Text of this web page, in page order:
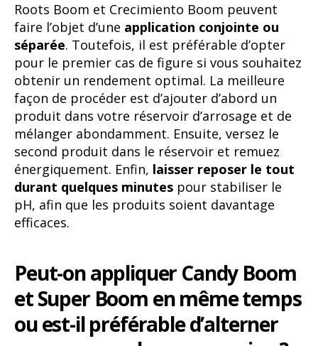
Roots Boom et Crecimiento Boom peuvent
faire l’objet d’une application conjointe ou
séparée. Toutefois, il est préférable d’opter
pour le premier cas de figure si vous souhaitez
obtenir un rendement optimal. La meilleure
façon de procéder est d’ajouter d’abord un
produit dans votre réservoir d’arrosage et de
mélanger abondamment. Ensuite, versez le
second produit dans le réservoir et remuez
énergiquement. Enfin, laisser reposer le tout
durant quelques minutes pour stabiliser le
pH, afin que les produits soient davantage
efficaces.
Peut-on appliquer Candy Boom
et Super Boom en même temps
ou est-il préférable d’alterner